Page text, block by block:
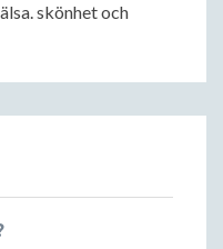
skönhet och